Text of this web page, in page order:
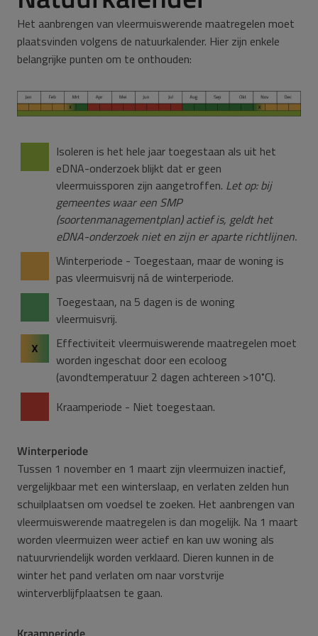
Het aanbrengen van vleermuiswerende maatregelen moet
plaatsvinden volgens de natuurkalender. Hier zijn enkele
belangrijke punten om te onthouden:
Isoleren is het hele jaar toegestaan als uit het
eDNA-onderzoek blijkt dat er geen
vleermuissporen zijn aangetroffen. Let op: bij
gemeentes waar een SMP
(soortenmanagementplan) actief is, geldt het
eDNA-onderzoek niet en zijn er aparte richtlijnen.
Winterperiode - Toegestaan, maar de woning is
pas vleermuisvrij ná de winterperiode.
Toegestaan, na 5 dagen is de woning
vleermuisvrij.
Effectiviteit vleermuiswerende maatregelen moet
worden ingeschat door een ecoloog
(avondtemperatuur 2 dagen achtereen >10˚C).
Kraamperiode - Niet toegestaan.
Winterperiode
Tussen 1 november en 1 maart zijn vleermuizen inactief,
vergelijkbaar met een winterslaap, en verlaten zelden hun
schuilplaatsen om voedsel te zoeken. Het aanbrengen van
vleermuiswerende maatregelen is dan mogelijk. Na 1 maart
worden vleermuizen weer actief en kan uw woning als
natuurvriendelijk worden verklaard. Dieren kunnen in de
winter het pand verlaten om naar vorstvrije
winterverblijfplaatsen te gaan.